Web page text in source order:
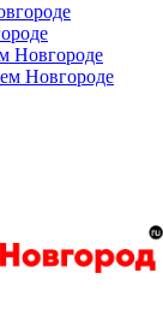
Новгороде
Новгороде